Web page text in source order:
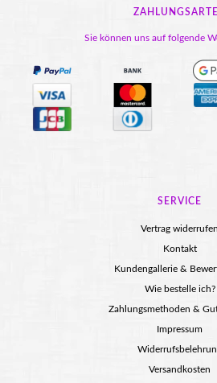
Sie können uns auf folgende
SERVICE
Vertrag widerrufen
Kontakt
Kundengallerie &
Wie bestelle ich?
Zahlungsmethoden &
Impressum
Versandkosten